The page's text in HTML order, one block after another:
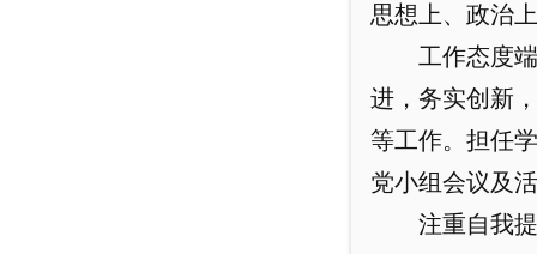
思想上、政治
工作态度
进，务实创新
等工作。担任
党小组会议及
注重自我